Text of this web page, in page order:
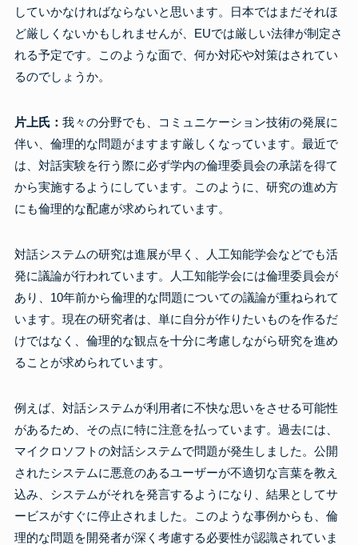
していかなければならないと思います。日本ではまだそれほ
ど厳しくないかもしれませんが、EUでは厳しい法律が制定さ
れる予定です。このような面で、何か対応や対策はされてい
るのでしょうか。
片上氏： 我々の分野でも、コミュニケーション技術の発展に
伴い、倫理的な問題がますます厳しくなっています。最近で
は、対話実験を行う際に必ず学内の倫理委員会の承諾を得て
から実施するようにしています。このように、研究の進め方
にも倫理的な配慮が求められています。
対話システムの研究は進展が早く、人工知能学会などでも活
発に議論が行われています。人工知能学会には倫理委員会が
あり、10年前から倫理的な問題についての議論が重ねられて
います。現在の研究者は、単に自分が作りたいものを作るだ
けではなく、倫理的な観点を十分に考慮しながら研究を進め
ることが求められています。
例えば、対話システムが利用者に不快な思いをさせる可能性
があるため、その点に特に注意を払っています。過去には、
マイクロソフトの対話システムで問題が発生しました。公開
されたシステムに悪意のあるユーザーが不適切な言葉を教え
込み、システムがそれを発言するようになり、結果としてサ
ービスがすぐに停止されました。このような事例からも、倫
理的な問題を開発者が深く考慮する必要性が認識されていま